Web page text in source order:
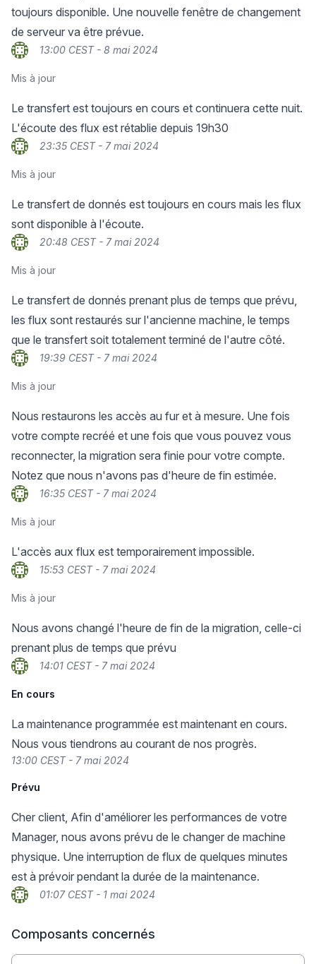
toujours disponible. Une nouvelle fenêtre de changement
de serveur va être prévue.
13:00 CEST - 8 mai 2024
Mis à jour
Le transfert est toujours en cours et continuera cette nuit.
L'écoute des flux est rétablie depuis 19h30
23:35 CEST - 7 mai 2024
Mis à jour
Le transfert de donnés est toujours en cours mais les flux
sont disponible à l'écoute.
20:48 CEST - 7 mai 2024
Mis à jour
Le transfert de donnés prenant plus de temps que prévu,
les flux sont restaurés sur l'ancienne machine, le temps
que le transfert soit totalement terminé de l'autre côté.
19:39 CEST - 7 mai 2024
Mis à jour
Nous restaurons les accès au fur et à mesure. Une fois
votre compte recréé et une fois que vous pouvez vous
reconnecter, la migration sera finie pour votre compte.
Notez que nous n'avons pas d'heure de fin estimée.
16:35 CEST - 7 mai 2024
Mis à jour
L'accès aux flux est temporairement impossible.
15:53 CEST - 7 mai 2024
Mis à jour
Nous avons changé l'heure de fin de la migration, celle-ci
prenant plus de temps que prévu
14:01 CEST - 7 mai 2024
En cours
La maintenance programmée est maintenant en cours.
Nous vous tiendrons au courant de nos progrès.
13:00 CEST - 7 mai 2024
Prévu
Cher client, Afin d'améliorer les performances de votre
Manager, nous avons prévu de le changer de machine
physique. Une interruption de flux de quelques minutes
est à prévoir pendant la durée de la maintenance.
01:07 CEST - 1 mai 2024
Composants concernés